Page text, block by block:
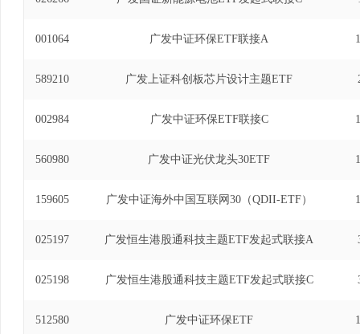
001064 广发中证环保ETF联接A
589210 广发上证科创板芯片设计主题ETF
002984 广发中证环保ETF联接C
560980 广发中证光伏龙头30ETF
159605 广发中证海外中国互联网30（QDII-ETF）
025197 广发恒生港股通科技主题ETF发起式联接A
025198 广发恒生港股通科技主题ETF发起式联接C
512580 广发中证环保ETF